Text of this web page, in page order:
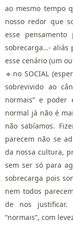
ao mesmo tempo
nosso redor que
esse pensamento
sobrecarga…- aliás
esse cenário (um
🔹no SOCIAL
sobrevivido ao
normais” e poder
normal já não é
não sabíamos.
parecem não se
da nossa cultura,
sem ser só para
sobrecarga pois
nem todos
de nos justificar.
“normais”, com